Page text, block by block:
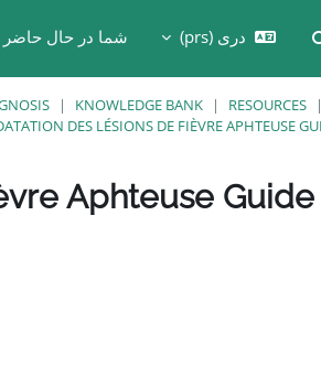
Toggle search input
دری ‎(prs)‎ شما در حال حاضر
RESOURCES
KNOWLEDGE BANK
DES LÉSIONS DE FIÈVRE APHTEUSE
Aphteuse